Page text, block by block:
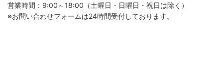
営業時間：9:00～18:00（土曜日・日曜日・祝日は除く）
※お問い合わせフォームは24時間受付しております。